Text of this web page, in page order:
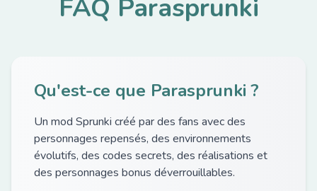
FAQ Parasprunki
Qu'est-ce que Parasprunki ?
Un mod Sprunki créé par des fans avec des
personnages repensés, des environnements
évolutifs, des codes secrets, des réalisations et
des personnages bonus déverrouillables.